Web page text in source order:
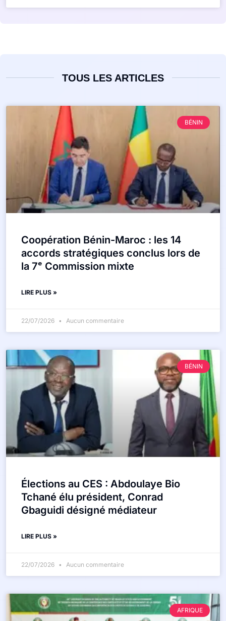
TOUS LES ARTICLES
BÉNIN
Coopération Bénin-Maroc : les 14
accords stratégiques conclus lors de
la 7ᵉ Commission mixte
LIRE PLUS »
22/07/2026 Aucun commentaire
BÉNIN
Élections au CES : Abdoulaye Bio
Tchané élu président, Conrad
Gbaguidi désigné médiateur
LIRE PLUS »
22/07/2026 Aucun commentaire
AFRIQUE